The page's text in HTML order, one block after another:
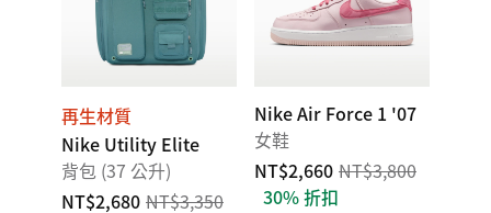
再生材質
Nike Utility Elite
背包 (37 公升)
NT$2,680 NT$3,350
Nike Air Force 1 '07
女鞋
NT$2,660 NT$3,800
30% 折扣